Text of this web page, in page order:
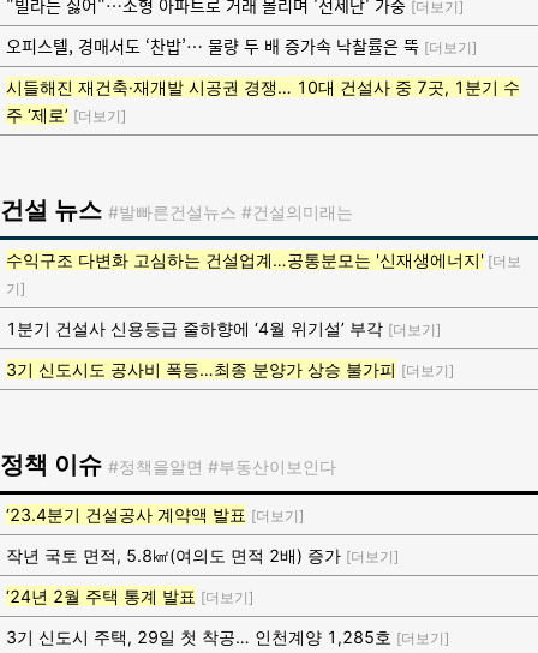
"빌라는 싫어"…소형 아파트로 거래 몰리며 '전세난' 가중 [더보기]
오피스텔, 경매서도 ‘찬밥’… 물량 두 배 증가속 낙찰률은 뚝 [더보기]
시들해진 재건축·재개발 시공권 경쟁… 10대 건설사 중 7곳, 1분기 수
주 ‘제로’ [더보기]
건설 뉴스 #발빠른건설뉴스 #건설의미래는
수익구조 다변화 고심하는 건설업계…공통분모는 '신재생에너지' [더보
기]
1분기 건설사 신용등급 줄하향에 ‘4월 위기설’ 부각 [더보기]
3기 신도시도 공사비 폭등…최종 분양가 상승 불가피 [더보기]
정책 이슈 #정책을알면 #부동산이보인다
‘23.4분기 건설공사 계약액 발표 [더보기]
작년 국토 면적, 5.8㎢(여의도 면적 2배) 증가 [더보기]
‘24년 2월 주택 통계 발표 [더보기]
3기 신도시 주택, 29일 첫 착공… 인천계양 1,285호 [더보기]